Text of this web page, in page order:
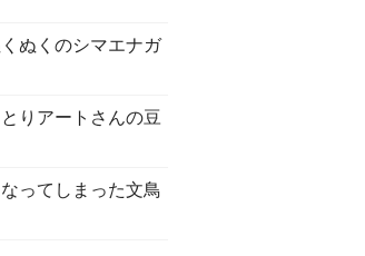
ぬくのシマエナガ
りアートさんの豆
ってしまった文鳥